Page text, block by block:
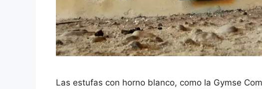
Las estufas con horno blanco, como la Gymse